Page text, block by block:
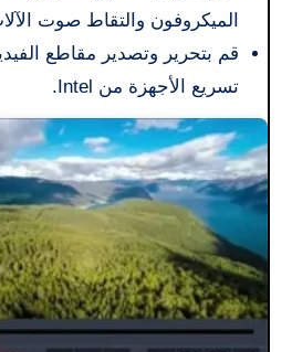
الميكروفون والتقاط صوت
قم بتحرير وتصدير مقاطع
تسريع الأجهزة من Intel.